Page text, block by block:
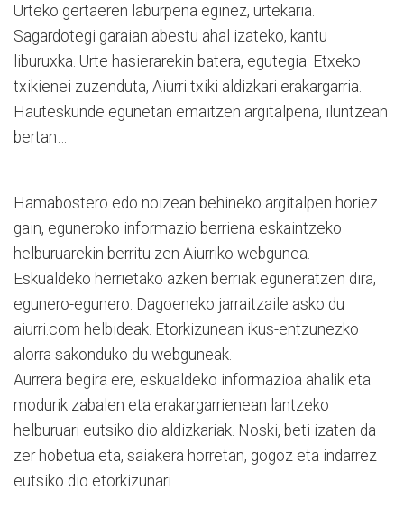
Urteko gertaeren laburpena eginez, urtekaria.
Sagardotegi garaian abestu ahal izateko, kantu
liburuxka. Urte hasierarekin batera, egutegia. Etxeko
txikienei zuzenduta, Aiurri txiki aldizkari erakargarria.
Hauteskunde egunetan emaitzen argitalpena, iluntzean
bertan…
Hamabostero edo noizean behineko argitalpen horiez
gain, eguneroko informazio berriena eskaintzeko
helburuarekin berritu zen Aiurriko webgunea.
Eskualdeko herrietako azken berriak eguneratzen dira,
egunero-egunero. Dagoeneko jarraitzaile asko du
aiurri.com helbideak. Etorkizunean ikus-entzunezko
alorra sakonduko du webguneak.
Aurrera begira ere, eskualdeko informazioa ahalik eta
modurik zabalen eta erakargarrienean lantzeko
helburuari eutsiko dio aldizkariak. Noski, beti izaten da
zer hobetua eta, saiakera horretan, gogoz eta indarrez
eutsiko dio etorkizunari.